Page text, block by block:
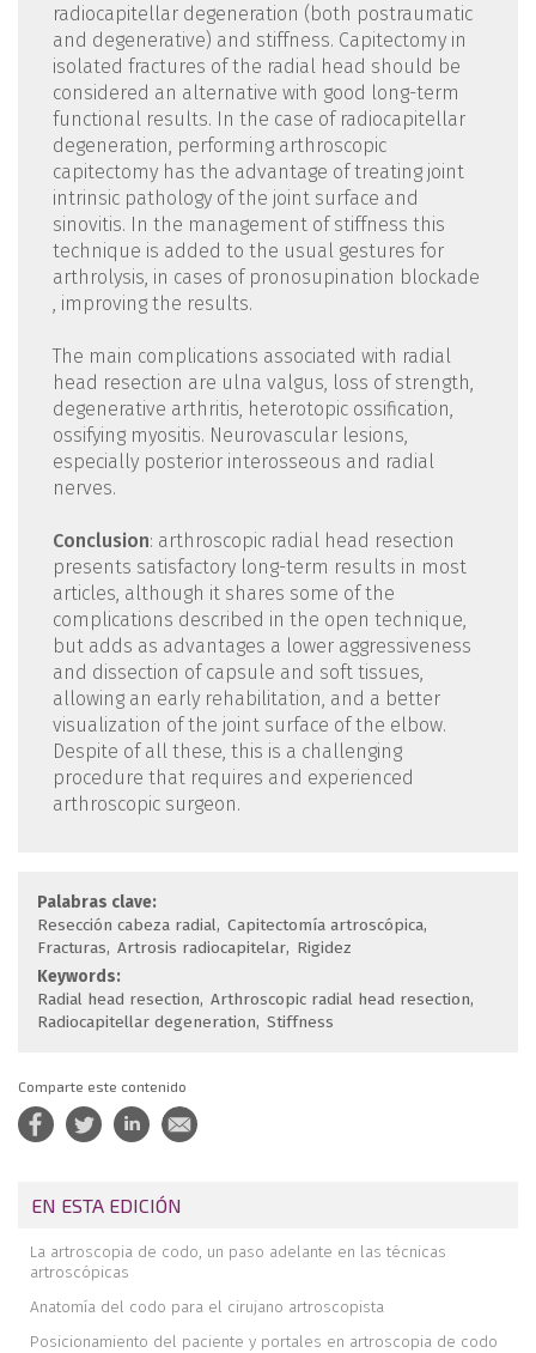
radiocapitellar degeneration (both postraumatic
and degenerative) and stiffness. Capitectomy in
isolated fractures of the radial head should be
considered an alternative with good long-term
functional results. In the case of radiocapitellar
degeneration, performing arthroscopic
capitectomy has the advantage of treating joint
intrinsic pathology of the joint surface and
sinovitis. In the management of stiffness this
technique is added to the usual gestures for
arthrolysis, in cases of pronosupination blockade
, improving the results.
The main complications associated with radial
head resection are ulna valgus, loss of strength,
degenerative arthritis, heterotopic ossification,
ossifying myositis. Neurovascular lesions,
especially posterior interosseous and radial
nerves.
Conclusion: arthroscopic radial head resection
presents satisfactory long-term results in most
articles, although it shares some of the
complications described in the open technique,
but adds as advantages a lower aggressiveness
and dissection of capsule and soft tissues,
allowing an early rehabilitation, and a better
visualization of the joint surface of the elbow.
Despite of all these, this is a challenging
procedure that requires and experienced
arthroscopic surgeon.
Palabras clave:
Resección cabeza radial Capitectomía artroscópica
Fracturas Artrosis radiocapitelar Rigidez
Keywords:
Radial head resection Arthroscopic radial head resection
Radiocapitellar degeneration Stiffness
Comparte este contenido
EN ESTA EDICIÓN
La artroscopia de codo, un paso adelante en las técnicas
artroscópicas
Anatomía del codo para el cirujano artroscopista
Posicionamiento del paciente y portales en artroscopia de codo